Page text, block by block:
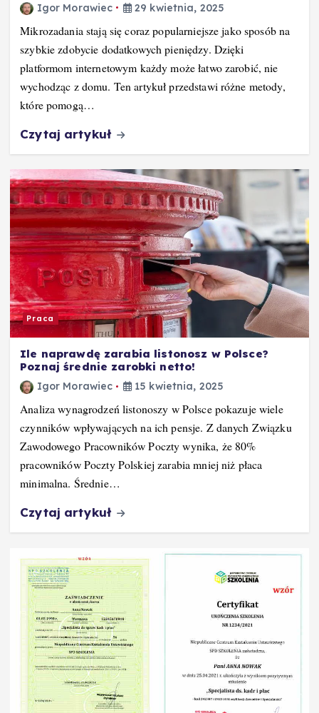
Igor Morawiec 29 kwietnia, 2025
Mikrozadania stają się coraz popularniejsze jako sposób na
szybkie zdobycie dodatkowych pieniędzy. Dzięki
platformom internetowym każdy może łatwo zarobić, nie
wychodząc z domu. Ten artykuł przedstawi różne metody,
które pomogą…
Czytaj artykuł
Praca
Ile naprawdę zarabia listonosz w Polsce?
Poznaj średnie zarobki netto!
Igor Morawiec 15 kwietnia, 2025
Analiza wynagrodzeń listonoszy w Polsce pokazuje wiele
czynników wpływających na ich pensje. Z danych Związku
Zawodowego Pracowników Poczty wynika, że 80%
pracowników Poczty Polskiej zarabia mniej niż płaca
minimalna. Średnie…
Czytaj artykuł